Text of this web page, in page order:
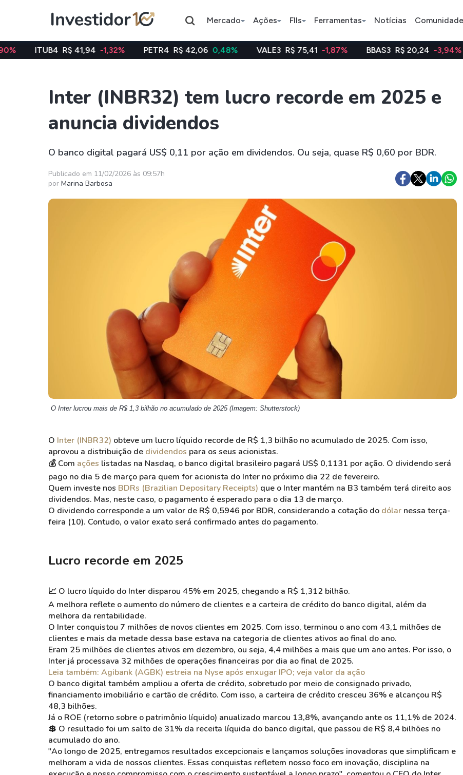
Mercado Ações FIIs Ferramentas Notícias Comunidade
Assuntos do momento
Índice
Ibovespa
Índice
Selic
Taesa
Itausa
RECR11
KNCR11
Ver todos
IVVB11
SMAL11
HASH11
GOLD11
XINA11
Apple
Google
Meta
Coca-Cola
Ver todos
Bitcoin
Ethereum
R$ 41,94 -1,32% PETR4 R$ 42,06 0,48% VALE3 R$ 75,41 -1,87% BBAS3 R$ 20,24 -3,94% WEGE3
Inter (INBR32) tem lucro recorde em 2025 e
anuncia dividendos
O banco digital pagará US$ 0,11 por ação em dividendos. Ou seja, quase R$ 0,60 por BDR.
Publicado em 11/02/2026 às 09:57h
por Marina Barbosa
O Inter lucrou mais de R$ 1,3 bilhão no acumulado de 2025 (Imagem: Shutterstock)
O Inter (INBR32) obteve um lucro líquido recorde de R$ 1,3 bilhão no acumulado de 2025. Com isso,
aprovou a distribuição de dividendos para os seus acionistas.
💰 Com ações listadas na Nasdaq, o banco digital brasileiro pagará US$ 0,1131 por ação. O dividendo será
pago no dia 5 de março para quem for acionista do Inter no próximo dia 22 de fevereiro.
Quem investe nos BDRs (Brazilian Depositary Receipts) que o Inter mantém na B3 também terá direito aos
dividendos. Mas, neste caso, o pagamento é esperado para o dia 13 de março.
O dividendo corresponde a um valor de R$ 0,5946 por BDR, considerando a cotação do dólar nessa terça-
feira (10). Contudo, o valor exato será confirmado antes do pagamento.
Lucro recorde em 2025
📈 O lucro líquido do Inter disparou 45% em 2025, chegando a R$ 1,312 bilhão.
A melhora reflete o aumento do número de clientes e a carteira de crédito do banco digital, além da
melhora da rentabilidade.
O Inter conquistou 7 milhões de novos clientes em 2025. Com isso, terminou o ano com 43,1 milhões de
clientes e mais da metade dessa base estava na categoria de clientes ativos ao final do ano.
Eram 25 milhões de clientes ativos em dezembro, ou seja, 4,4 milhões a mais que um ano antes. Por isso, o
Inter já processava 32 milhões de operações financeiras por dia ao final de 2025.
Leia também: Agibank (AGBK) estreia na Nyse após enxugar IPO; veja valor da ação
O banco digital também ampliou a oferta de crédito, sobretudo por meio de consignado privado,
financiamento imobiliário e cartão de crédito. Com isso, a carteira de crédito cresceu 36% e alcançou R$
48,3 bilhões.
Já o ROE (retorno sobre o patrimônio líquido) anualizado marcou 13,8%, avançando ante os 11,1% de 2024.
💲 O resultado foi um salto de 31% da receita líquida do banco digital, que passou de R$ 8,4 bilhões no
acumulado do ano.
"Ao longo de 2025, entregamos resultados excepcionais e lançamos soluções inovadoras que simplificam e
melhoram a vida de nossos clientes. Essas conquistas refletem nosso foco em inovação, disciplina na